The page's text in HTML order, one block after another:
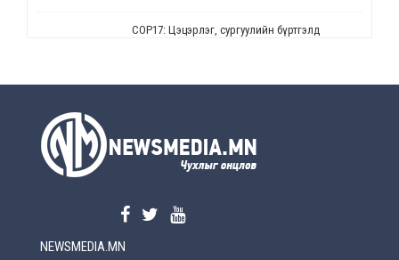
СОР17: Цэцэрлэг, сургуулийн бүртгэлд
2026-08-5
2026-08-5
NEWSMEDIA.MN